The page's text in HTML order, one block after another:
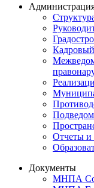
Кадровый
Отчеты и
Документы
МНПА